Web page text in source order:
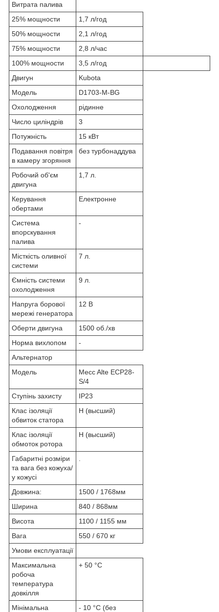
Витрата палива
25% мощности
1,7 л/год
50% мощности
2,1 л/год
75% мощности
2,8 л/час
100% мощности
3,5 л/год
Двигун
Kubota
Модель
D1703-M-BG
Охолодження
рідинне
Число циліндрів
3
Потужність
15 кВт
Подавання повітря
в камеру згоряння
без турбонаддува
Робочий об'єм
двигуна
1,7 л.
Керування
обертами
Електронне
Система
впорскування
палива
-
Місткість оливної
системи
7 л.
Ємність системи
охолодження
9 л.
Напруга борової
мережі генератора
12 В
Оберти двигуна
1500 об./хв
Норма вихлопом
-
Альтернатор
Модель
Mecc Alte ECP28-
S/4
Ступінь захисту
IP23
Клас ізоляції
обвиток статора
Н (высший)
Клас ізоляції
обмоток ротора
Н (высший)
Габаритні розміри
та вага без кожуха/
у кожусі
.
Довжина:
1500 / 1768мм
Ширина
840 / 868мм
Висота
1100 / 1155 мм
Вага
550 / 670 кг
Умови експлуатації
Максимальна
робоча
температура
довкілля
+ 50 °C
Мінімальна - 10 °C (без